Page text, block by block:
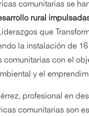
comunitarias se
rural
que
la instalación de
con el
y el
profesional en
comunitarias son